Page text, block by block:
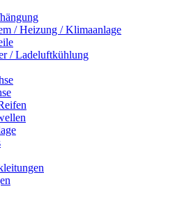
/ Heizung / Klimaanlage
/ Ladeluftkühlung